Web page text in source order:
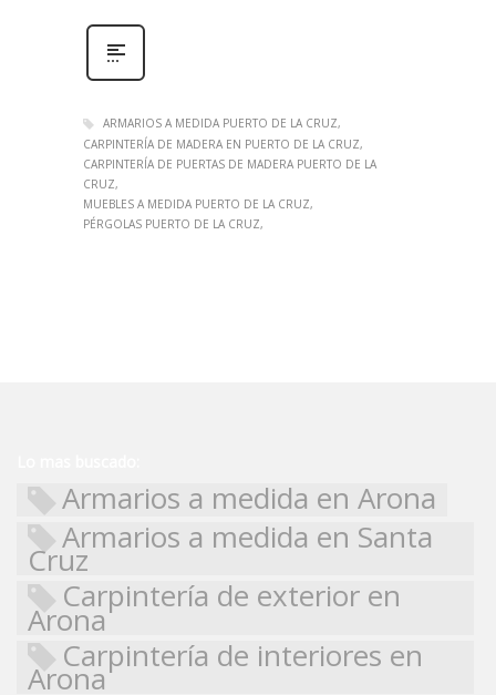
ARMARIOS A MEDIDA PUERTO DE LA CRUZ
CARPINTERÍA DE MADERA EN PUERTO DE LA CRUZ
CARPINTERÍA DE PUERTAS DE MADERA PUERTO DE LA
CRUZ
MUEBLES A MEDIDA PUERTO DE LA CRUZ
PÉRGOLAS PUERTO DE LA CRUZ
Armarios a medida en Arona
Armarios a medida en Santa
Cruz
Carpintería de exterior en
Arona
Carpintería de interiores en
Arona